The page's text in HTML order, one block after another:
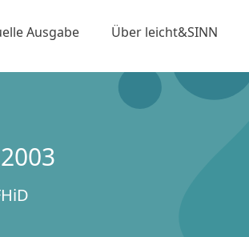
Ausgabe Über leicht&SINN